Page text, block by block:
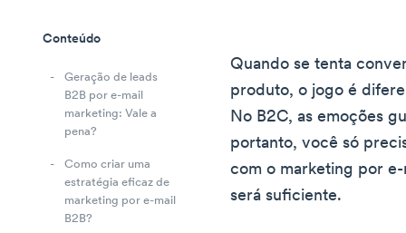
Conteúdo
Geração de leads
B2B por e-mail
marketing: Vale a
pena?
Como criar uma
estratégia eficaz de
marketing por e-mail
B2B?
Quando se tenta
produto, o jogo é
No B2C, as emoções
portanto, você só
com o marketing por
será suficiente.